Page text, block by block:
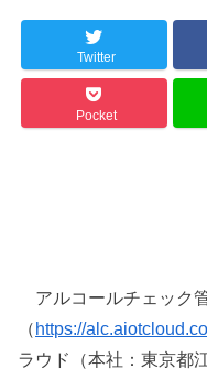
Twitter
Pocket
アルコールチェック
（ https://
ラウド（本社：東京都